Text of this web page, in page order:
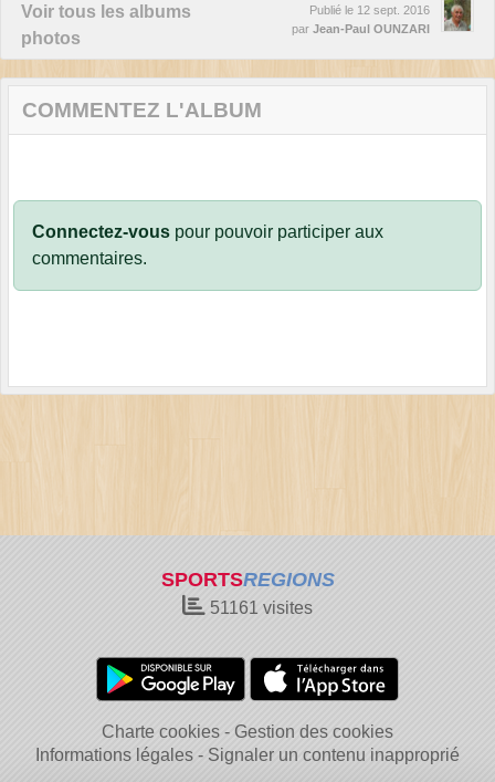
Voir tous les albums
photos
Publié le 12 sept. 2016
par Jean-Paul OUNZARI
COMMENTEZ L'ALBUM
Connectez-vous pour pouvoir participer aux
commentaires.
SPORTSREGIONS
51161 visites
Charte cookies
Gestion des cookies
Informations légales
Signaler un contenu inapproprié